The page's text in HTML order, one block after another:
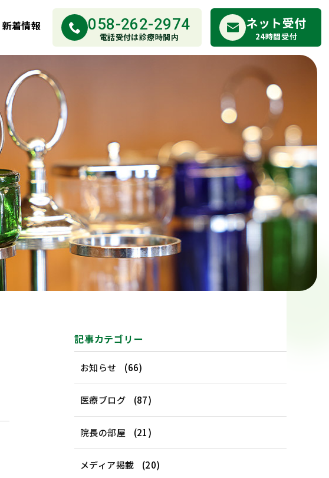
新着情報 058-262-2974
電話受付は診療時間内
ネット受付
24時間受付
記事カテゴリー
お知らせ (66)
医療ブログ (87)
院長の部屋 (21)
メディア掲載 (20)